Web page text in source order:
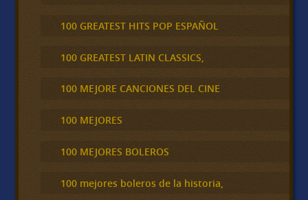
100 GREATEST HITS POP ESPAÑOL
100 GREATEST LATIN CLASSICS,
100 MEJORE CANCIONES DEL CINE
100 MEJORES
100 MEJORES BOLEROS
100 mejores boleros de la historia,